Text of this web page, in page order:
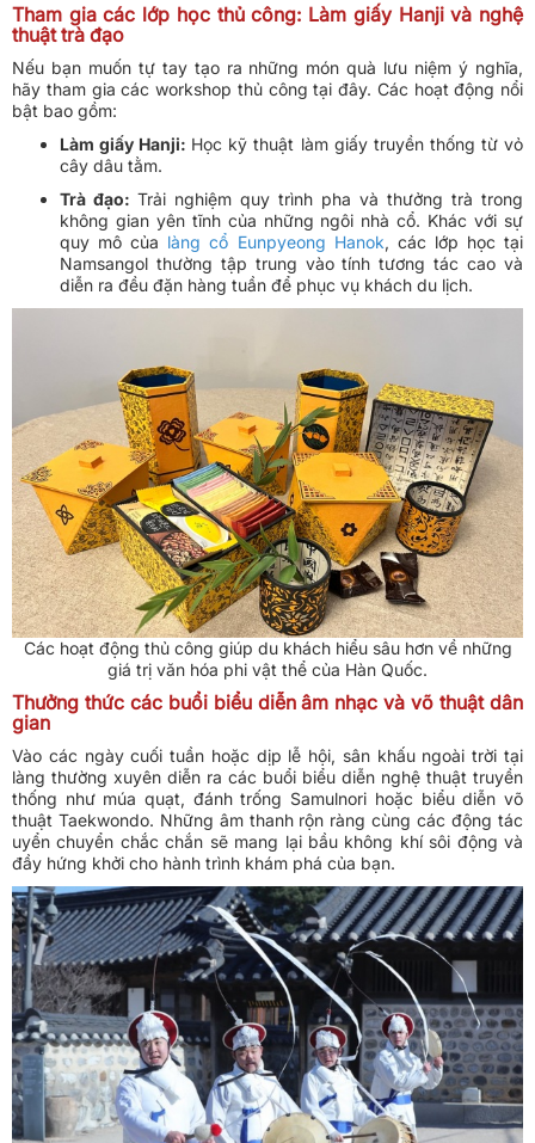
Tham gia các lớp học thủ công: Làm giấy Hanji và nghệ
thuật trà đạo
Nếu bạn muốn tự tay tạo ra những món quà lưu niệm ý nghĩa,
hãy tham gia các workshop thủ công tại đây. Các hoạt động nổi
bật bao gồm:
Làm giấy Hanji: Học kỹ thuật làm giấy truyền thống từ vỏ
cây dâu tằm.
Trà đạo: Trải nghiệm quy trình pha và thưởng trà trong
không gian yên tĩnh của những ngôi nhà cổ. Khác với sự
quy mô của làng cổ Eunpyeong Hanok, các lớp học tại
Namsangol thường tập trung vào tính tương tác cao và
diễn ra đều đặn hàng tuần để phục vụ khách du lịch.
Các hoạt động thủ công giúp du khách hiểu sâu hơn về những
giá trị văn hóa phi vật thể của Hàn Quốc.
Thưởng thức các buổi biểu diễn âm nhạc và võ thuật dân
gian
Vào các ngày cuối tuần hoặc dịp lễ hội, sân khấu ngoài trời tại
làng thường xuyên diễn ra các buổi biểu diễn nghệ thuật truyền
thống như múa quạt, đánh trống Samulnori hoặc biểu diễn võ
thuật Taekwondo. Những âm thanh rộn ràng cùng các động tác
uyển chuyển chắc chắn sẽ mang lại bầu không khí sôi động và
đầy hứng khởi cho hành trình khám phá của bạn.